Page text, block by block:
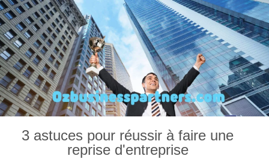
3 astuces pour réussir à faire une
reprise d'entreprise